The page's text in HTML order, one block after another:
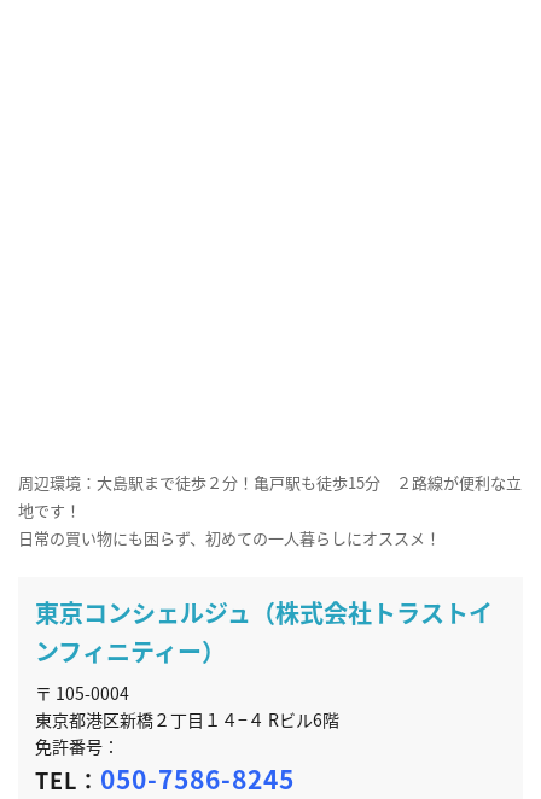
周辺環境：大島駅まで徒歩２分！亀戸駅も徒歩15分 ２路線が便利な立
地です！
日常の買い物にも困らず、初めての一人暮らしにオススメ！
東京コンシェルジュ（株式会社トラストイ
ンフィニティー）
〒 105-0004
東京都港区新橋２丁目１４−４ Rビル6階
免許番号：
TEL： 050-7586-8245